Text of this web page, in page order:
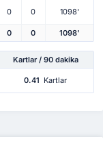
0 0 1098'
0 0 1098'
Kartlar / 90 dakika
0.41 Kartlar